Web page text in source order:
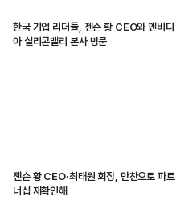
한국 기업 리더들, 젠슨 황 CEO와 엔비디
아 실리콘밸리 본사 방문
젠슨 황 CEO·최태원 회장, 만찬으로 파트
너십 재확인해